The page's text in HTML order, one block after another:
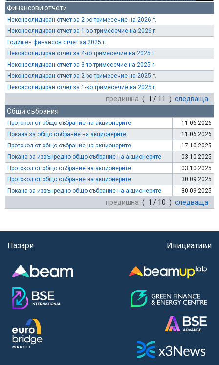
Финансови отчети
Неконсолидиран отчет за 2-ро тримесечие на 2026 г.
Неконсолидиран отчет за 1-во тримесечие на 2026 г.
Годишен финансов отчет за 2025 г.
Неконсолидиран отчет за 4-то тримесечие на 2025 г.
Неконсолидиран отчет за 3-то тримесечие на 2025 г.
Неконсолидиран отчет за 2-ро тримесечие на 2025 г.
Неконсолидиран отчет за 1-во тримесечие на 2025 г.
предишна ( 1 / 11 ) следваща
Общи събрания
Протокол от общо събрание на акционерите
11.06.2026
Покана за общо събрание на акционерите
11.06.2026
Протокол от общо събрание на акционерите
17.10.2025
Покана за извънредно общо събрание на акционерите
03.10.2025
Протокол от общо събрание на акционерите
03.10.2025
Протокол от общо събрание на акционерите
30.09.2025
Покана за извънредно общо събрание на акционерите
30.09.2025
предишна ( 1 / 10 ) следваща
Пазари Инициативи